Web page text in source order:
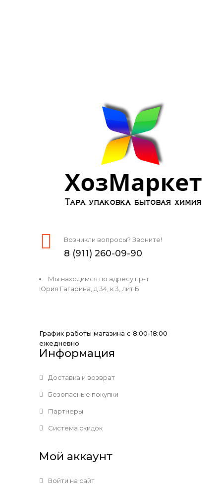
Возникли вопросы? Звоните!
8 (911) 260-09-90
Мы находимся по адресу пр-т
Юрия Гагарина, д 34, к 3, лит Б
График работы магазина с 8:00-18:00
ежедневно
Информация
Доставка и возврат
Безопасные покупки
Партнеры
Система скидок
Мой аккаунт
Войти на сайт